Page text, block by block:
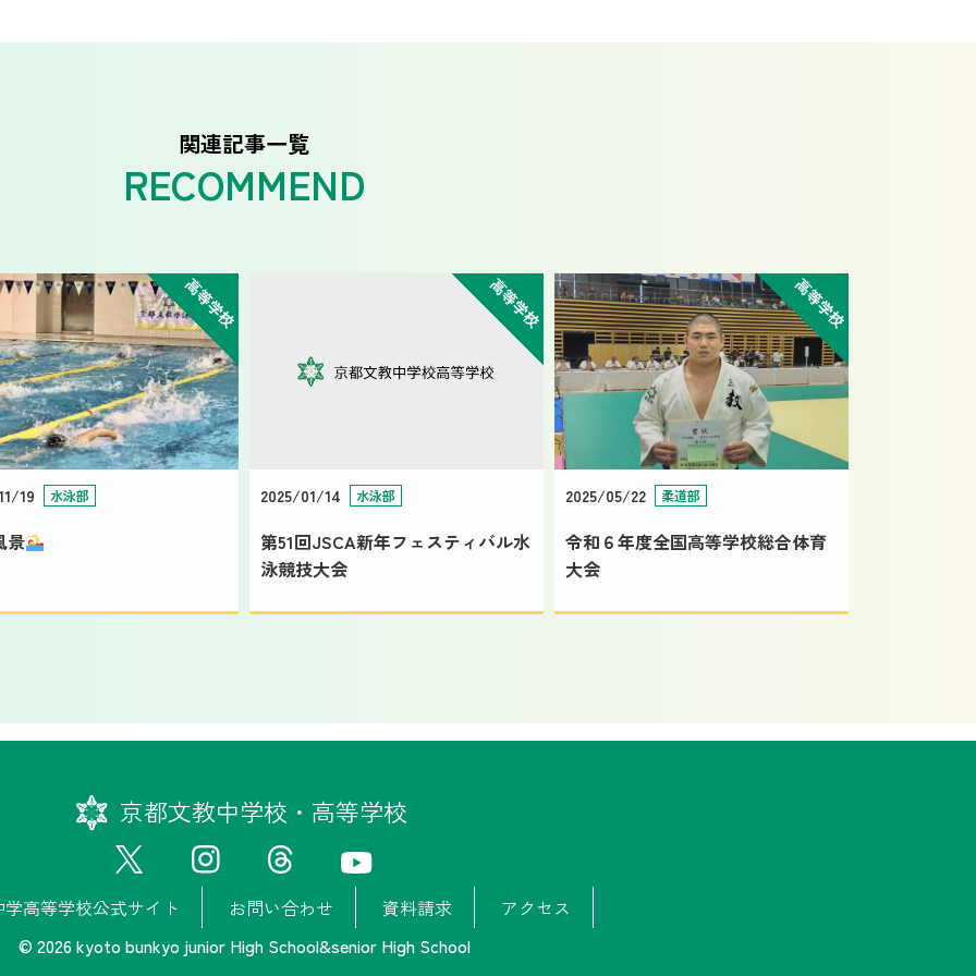
関連記事一覧
高等学校
19 水泳部
景
高等学校
2025/01/14 水泳部
第51回JSCA新年フェスティバル水
泳競技大会
高等学校
2025/05/22 柔道部
令和６年度全国高等学校総合体育
大会
京都文教中学校・高等学校
高等学校公式サイト お問い合わせ 資料請求
アクセス
© 2026 kyoto bunkyo junior High School&senior High School